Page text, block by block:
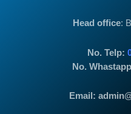
Head office:
No. Telp:
No.
Email: